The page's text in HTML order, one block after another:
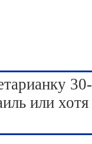
или